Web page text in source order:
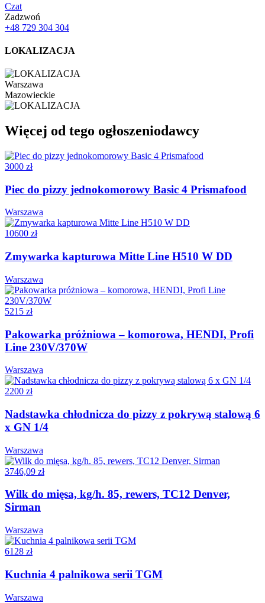
Czat
Zadzwoń
+48 729 304 304
LOKALIZACJA
Warszawa
Mazowieckie
Więcej od tego ogłoszeniodawcy
3000 zł
Piec do pizzy jednokomorowy Basic 4 Prismafood
Warszawa
10600 zł
Zmywarka kapturowa Mitte Line H510 W DD
Warszawa
5215 zł
Pakowarka próżniowa – komorowa, HENDI, Profi
Line 230V/370W
Warszawa
2200 zł
Nadstawka chłodnicza do pizzy z pokrywą stalową 6
x GN 1/4
Warszawa
3746,09 zł
Wilk do mięsa, kg/h. 85, rewers, TC12 Denver,
Sirman
Warszawa
6128 zł
Kuchnia 4 palnikowa serii TGM
Warszawa